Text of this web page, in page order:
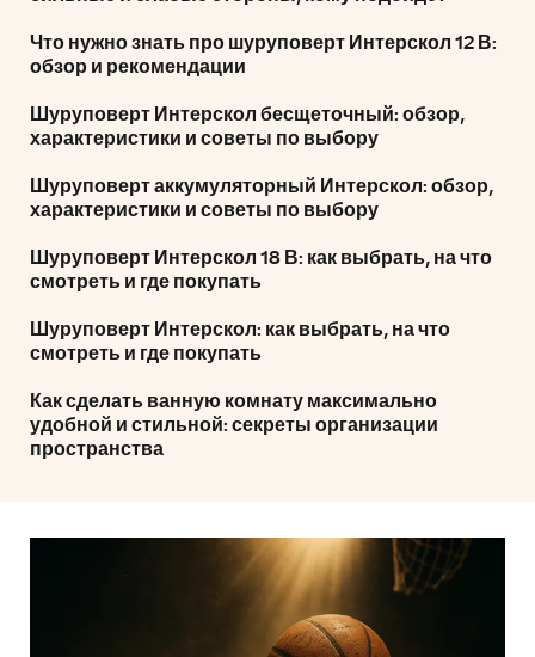
Что нужно знать про шуруповерт Интерскол 12 В:
обзор и рекомендации
Шуруповерт Интерскол бесщеточный: обзор,
характеристики и советы по выбору
Шуруповерт аккумуляторный Интерскол: обзор,
характеристики и советы по выбору
Шуруповерт Интерскол 18 В: как выбрать, на что
смотреть и где покупать
Шуруповерт Интерскол: как выбрать, на что
смотреть и где покупать
Как сделать ванную комнату максимально
удобной и стильной: секреты организации
пространства